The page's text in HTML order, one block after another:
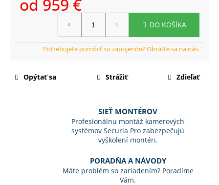
od 959 €
DO KOŠÍKA
Opýtať sa Strážiť Zdieľať
SIEŤ MONTÉROV
Profesionálnu montáž kamerových
systémov Securia Pro zabezpečujú
vyškolení montéri.
PORADŇA A NÁVODY
Máte problém so zariadením? Poradíme
Vám.